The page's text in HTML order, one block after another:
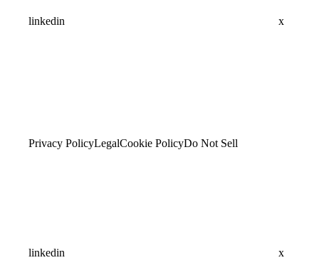
linkedin x
Privacy PolicyLegalCookie PolicyDo Not Sell
linkedin x